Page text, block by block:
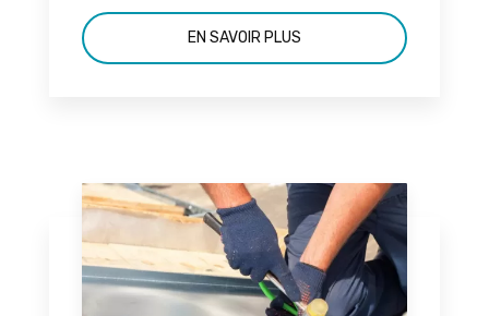
EN SAVOIR PLUS